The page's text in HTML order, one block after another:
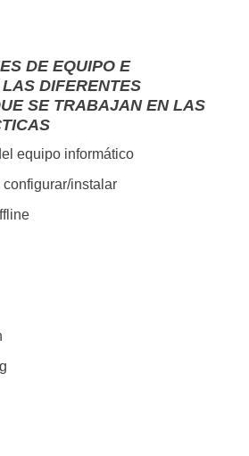
DE EQUIPO E
DIFERENTES
SE TRABAJAN EN LAS
equipo informático
instalar